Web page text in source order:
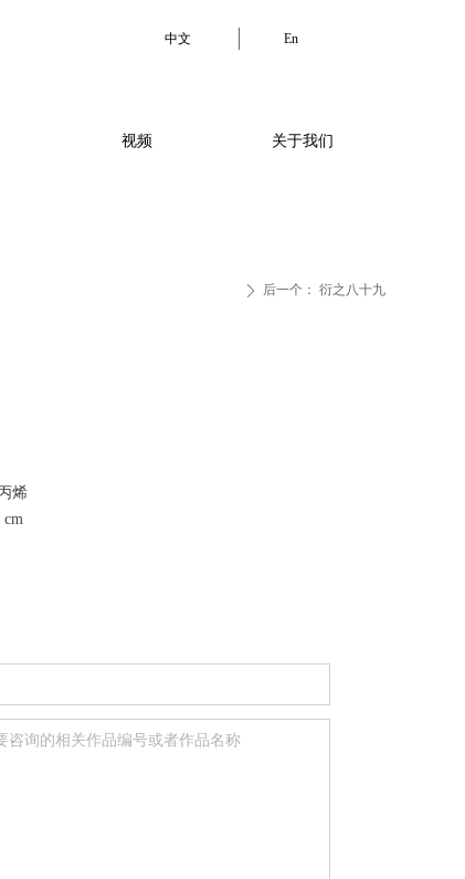
驻留项目 关于我们
中文 En
烯
ꄲ 后一个： 衍之八十九
视频 关于我们
中文 En